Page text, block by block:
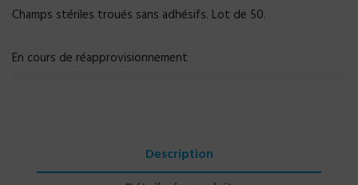
Champs stériles troués sans adhésifs. Lot de 50.
En cours de réapprovisionnement
Description